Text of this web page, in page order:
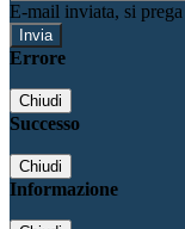
E-mail inviata, si
Errore
Chiudi
Successo
Chiudi
Informazione